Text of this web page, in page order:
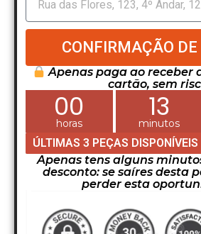
CONFIRMAÇÃO DE
Apenas paga ao receber
cartão, sem
00
horas 13
minutos
ÚLTIMAS 3 PEÇAS DISPONÍVEIS
Apenas tens alguns
desconto: se saíres desta
perder esta